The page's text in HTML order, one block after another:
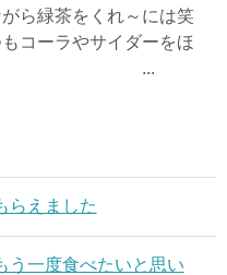
ら緑茶をくれ～には笑
コーラやサイダーをほ
です。 ...
らえました
う一度食べたいと思い